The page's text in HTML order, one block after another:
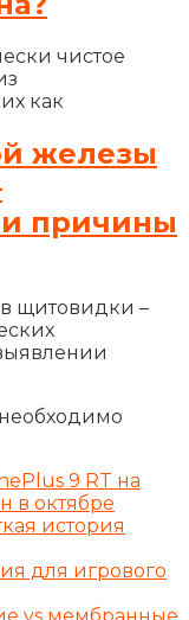
чистое
как
железы
причины
щитовидки –
9 RT на
в октябре
история
для игрового